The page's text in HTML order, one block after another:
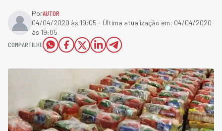
PorAUTOR
04/04/2020 às 19:05 - Última atualização em: 04/04/2020
às 19:05
COMPARTILHE